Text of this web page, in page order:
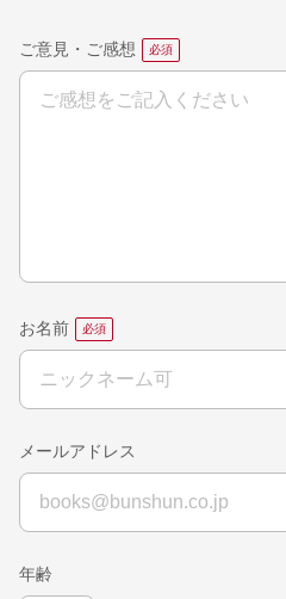
ご意見・ご感想
お名前
メールアドレス
年齢